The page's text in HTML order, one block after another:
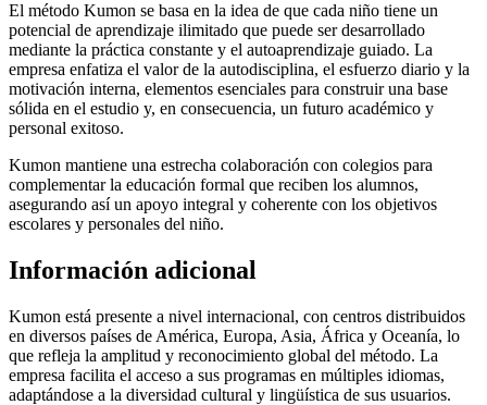
El método Kumon se basa en la idea de que cada niño tiene un
potencial de aprendizaje ilimitado que puede ser desarrollado
mediante la práctica constante y el autoaprendizaje guiado. La
empresa enfatiza el valor de la autodisciplina, el esfuerzo diario y la
motivación interna, elementos esenciales para construir una base
sólida en el estudio y, en consecuencia, un futuro académico y
personal exitoso.
Kumon mantiene una estrecha colaboración con colegios para
complementar la educación formal que reciben los alumnos,
asegurando así un apoyo integral y coherente con los objetivos
escolares y personales del niño.
Información adicional
Kumon está presente a nivel internacional, con centros distribuidos
en diversos países de América, Europa, Asia, África y Oceanía, lo
que refleja la amplitud y reconocimiento global del método. La
empresa facilita el acceso a sus programas en múltiples idiomas,
adaptándose a la diversidad cultural y lingüística de sus usuarios.